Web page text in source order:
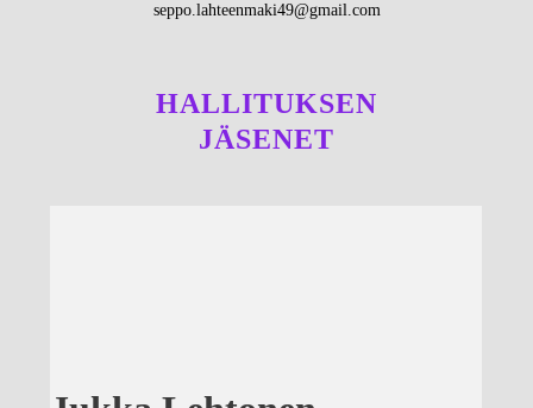
seppo.lahteenmaki49@gmail.com
HALLITUKSEN
JÄSENET